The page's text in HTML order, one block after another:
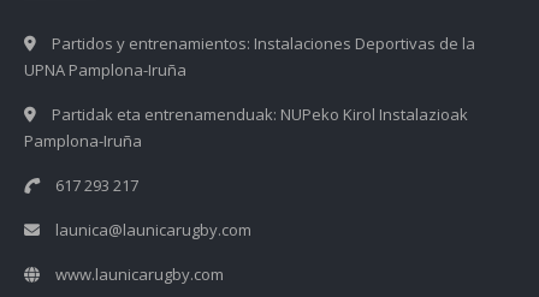
Partidos y entrenamientos: Instalaciones Deportivas de la
UPNA Pamplona-Iruña
Partidak eta entrenamenduak: NUPeko Kirol Instalazioak
Pamplona-Iruña
617 293 217
launica@launicarugby.com
www.launicarugby.com